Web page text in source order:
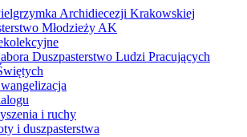
Archidiecezji Krakowskiej
Młodzieży AK
Duszpasterstwo Ludzi Pracujących
i ruchy
i duszpasterstwa